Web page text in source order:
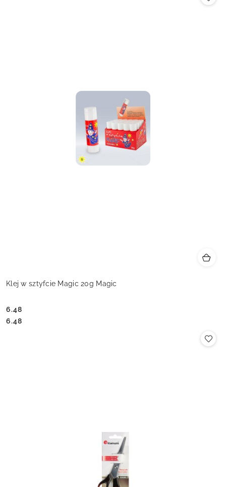
Klej w sztyfcie Magic 20g Magic
Cena:
6.48
Cena:
6.48